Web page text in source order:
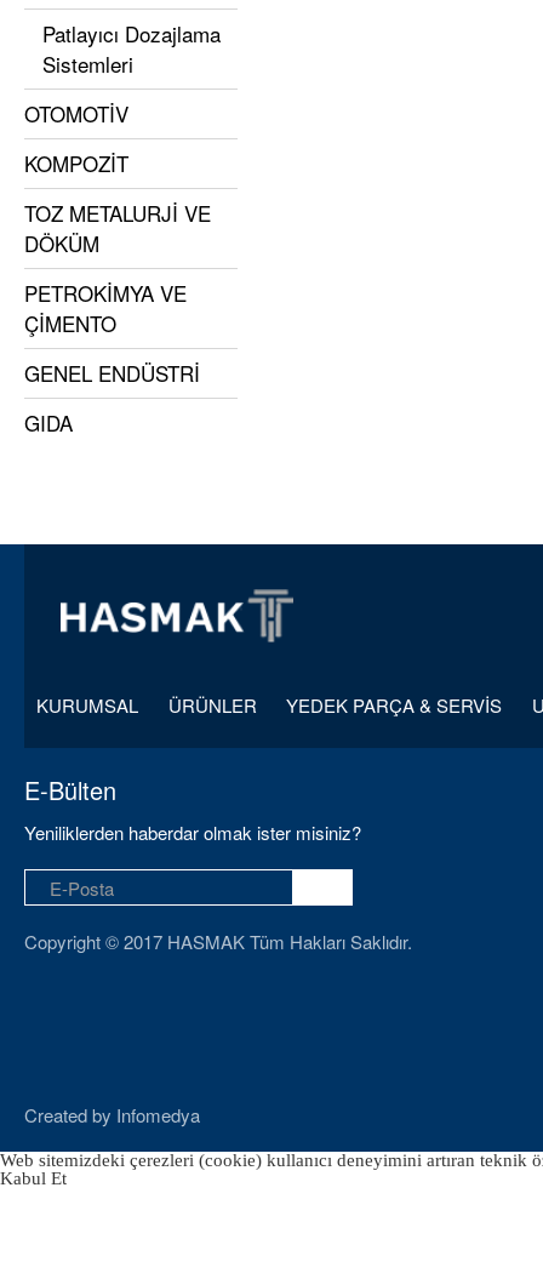
Patlayıcı Dozajlama
Sistemleri
OTOMOTİV
KOMPOZİT
TOZ METALURJİ VE
DÖKÜM
PETROKİMYA VE
ÇİMENTO
GENEL ENDÜSTRİ
GIDA
KURUMSAL ÜRÜNLER YEDEK PARÇA & SERVİS
E-Bülten
Yeniliklerden haberdar olmak ister misiniz?
Copyright © 2017 HASMAK Tüm Hakları Saklıdır.
Created by Infomedya
Web sitemizdeki çerezleri (cookie) kullanıcı deneyimini artıran
Kabul Et